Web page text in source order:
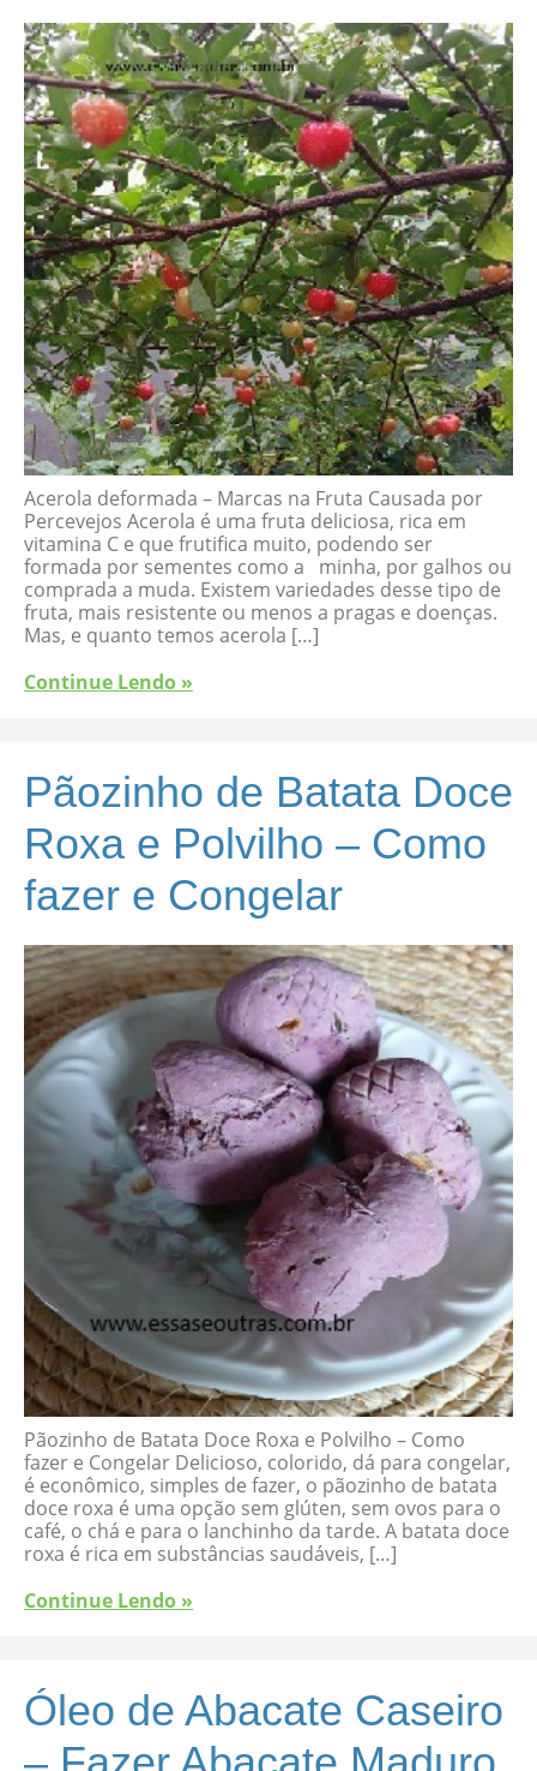
Acerola deformada – Marcas na Fruta Causada por
Percevejos Acerola é uma fruta deliciosa, rica em
vitamina C e que frutifica muito, podendo ser
formada por sementes como a minha, por galhos ou
comprada a muda. Existem variedades desse tipo de
fruta, mais resistente ou menos a pragas e doenças.
Mas, e quanto temos acerola […]
Continue Lendo »
Pãozinho de Batata Doce
Roxa e Polvilho – Como
fazer e Congelar
Pãozinho de Batata Doce Roxa e Polvilho – Como
fazer e Congelar Delicioso, colorido, dá para congelar,
é econômico, simples de fazer, o pãozinho de batata
doce roxa é uma opção sem glúten, sem ovos para o
café, o chá e para o lanchinho da tarde. A batata doce
roxa é rica em substâncias saudáveis, […]
Continue Lendo »
Óleo de Abacate Caseiro